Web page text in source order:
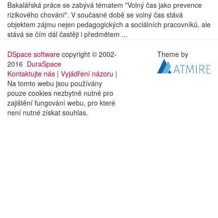
Bakalářská práce se zabývá tématem "Volný čas jako prevence
rizikového chování". V současné době se volný čas stává
objektem zájmu nejen pedagogických a sociálních pracovníků, ale
stává se čím dál častěji i předmětem ...
DSpace software copyright © 2002-
2016 DuraSpace
Kontaktujte nás | Vyjádření názoru |
Na tomto webu jsou používány
pouze cookies nezbytně nutné pro
zajištění fungování webu, pro které
není nutné získat souhlas.
Theme by